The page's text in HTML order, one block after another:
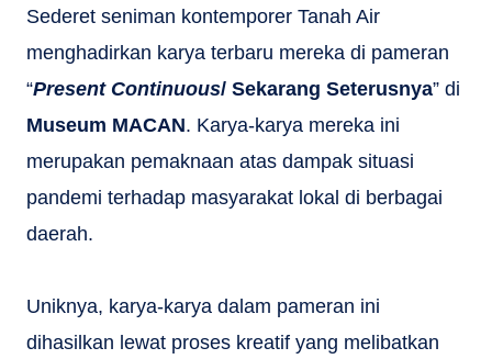
Sederet seniman kontemporer Tanah Air
menghadirkan karya terbaru mereka di pameran
“Present Continuous/ Sekarang Seterusnya” di
Museum MACAN. Karya-karya mereka ini
merupakan pemaknaan atas dampak situasi
pandemi terhadap masyarakat lokal di berbagai
daerah.
Uniknya, karya-karya dalam pameran ini
dihasilkan lewat proses kreatif yang melibatkan